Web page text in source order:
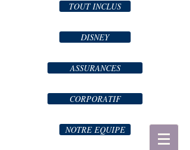
TOUT INCLUS
DISNEY
ASSURANCES
CORPORATIF
NOTRE EQUIPE